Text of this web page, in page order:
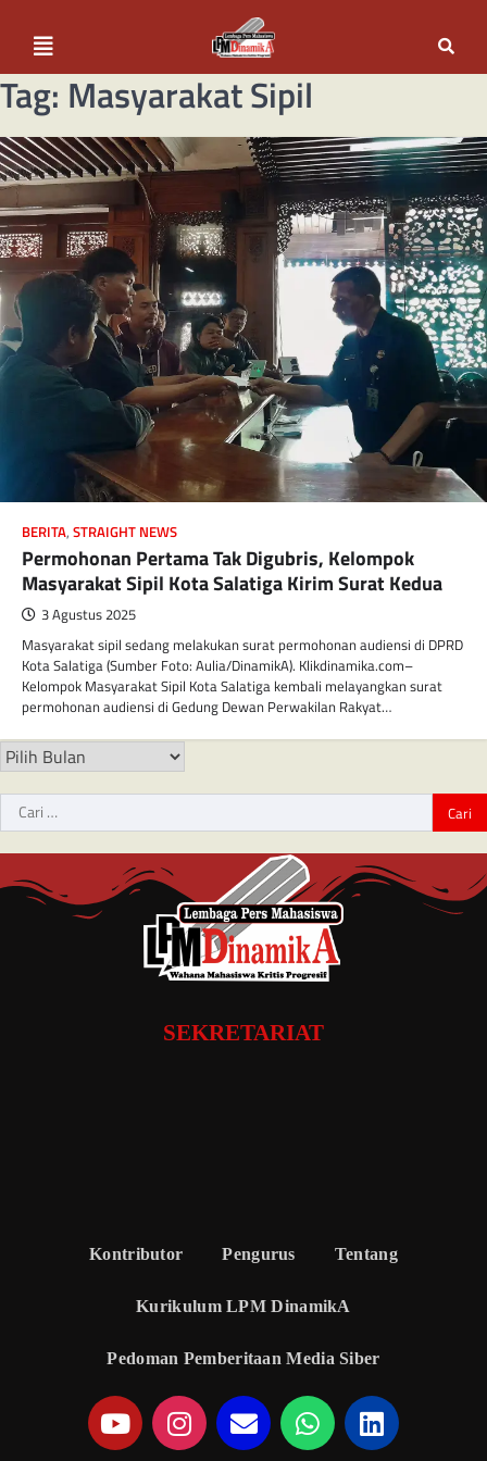
Tag: Masyarakat Sipil
BERITA, STRAIGHT NEWS
Permohonan Pertama Tak Digubris, Kelompok
Masyarakat Sipil Kota Salatiga Kirim Surat Kedua
3 Agustus 2025
Masyarakat sipil sedang melakukan surat permohonan audiensi di DPRD
Kota Salatiga (Sumber Foto: Aulia/DinamikA). Klikdinamika.com–
Kelompok Masyarakat Sipil Kota Salatiga kembali melayangkan surat
permohonan audiensi di Gedung Dewan Perwakilan Rakyat…
SEKRETARIAT
Kontributor Pengurus Tentang
Kurikulum LPM DinamikA
Pedoman Pemberitaan Media Siber